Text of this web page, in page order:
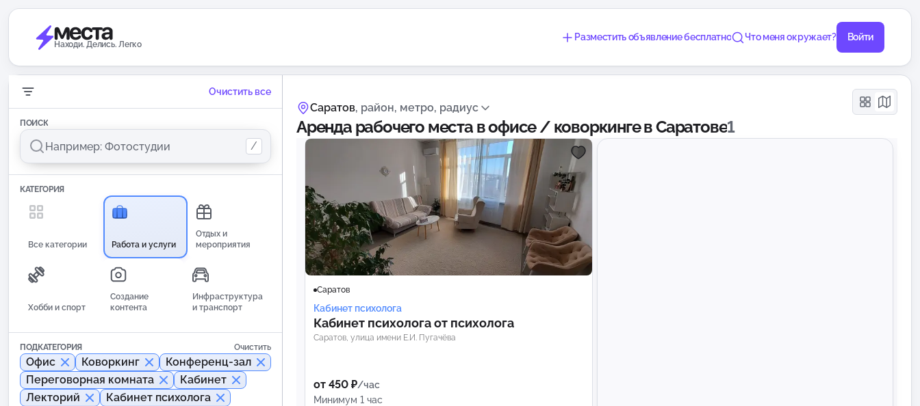
Находи. Делись. Легко
Разместить объявление бесплатно Что меня окружает? Войти
Очистить все
ПОИСК
/
КАТЕГОРИЯ
Все категории Работа и услуги
Отдых и
мероприятия
Хобби и спорт
Создание
контента
Инфраструктура
и транспорт
ПОДКАТЕГОРИЯ Очистить
Офис Коворкинг
Конференц-зал
Переговорная комната
Кабинет
Лекторий
Кабинет психолога
Саратов, район, метро, радиус
Аренда рабочего места в офисе / коворкинге в Саратове1
Саратов
Кабинет психолога
Кабинет психолога от психолога
Саратов, улица имени Е.И. Пугачёва
от 450 ₽/час
Минимум 1 час